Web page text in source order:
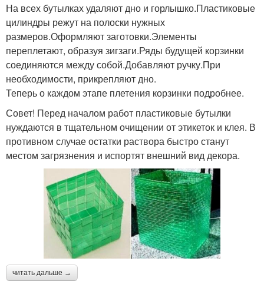
На всех бутылках удаляют дно и горлышко.Пластиковые
цилиндры режут на полоски нужных
размеров.Оформляют заготовки.Элементы
переплетают, образуя зигзаги.Ряды будущей корзинки
соединяются между собой.Добавляют ручку.При
необходимости, прикрепляют дно.
Теперь о каждом этапе плетения корзинки подробнее.
Совет! Перед началом работ пластиковые бутылки
нуждаются в тщательном очищении от этикеток и клея. В
противном случае остатки раствора быстро станут
местом загрязнения и испортят внешний вид декора.
читать дальше →